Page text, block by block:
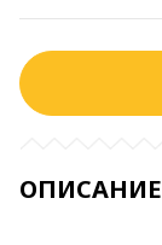
ОПИСАНИЕ